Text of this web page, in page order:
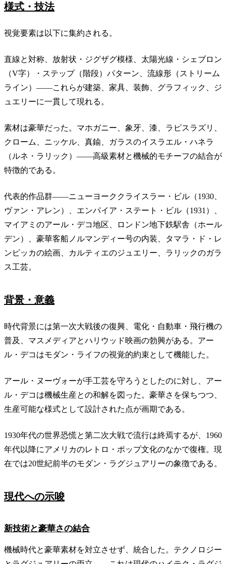
様式・技法
視覚要素は以下に集約される。
直線と対称、放射状・ジグザグ模様、太陽光線・シェブロン
（V字）・ステップ（階段）パターン、流線形（ストリーム
ライン）——これらが建築、家具、装飾、グラフィック、ジ
ュエリーに一貫して現れる。
素材は豪華だった。マホガニー、象牙、漆、ラピスラズリ、
クローム、ニッケル、真鍮、ガラスのイスラエル・ハネラ
（ルネ・ラリック）——高級素材と機械的モチーフの結合が
特徴的である。
代表的作品群——ニューヨーククライスラー・ビル（1930、
ヴァン・アレン）、エンパイア・ステート・ビル（1931）、
マイアミのアール・デコ地区、ロンドン地下鉄駅舎（ホール
デン）、豪華客船ノルマンディー号の内装、タマラ・ド・レ
ンピッカの絵画、カルティエのジュエリー、ラリックのガラ
ス工芸。
背景・意義
時代背景には第一次大戦後の復興、電化・自動車・飛行機の
普及、マスメディアとハリウッド映画の勃興がある。アー
ル・デコはモダン・ライフの視覚的約束として機能した。
アール・ヌーヴォーが手工芸を守ろうとしたのに対し、アー
ル・デコは機械生産との和解を図った。豪華さを保ちつつ、
生産可能な様式として設計された点が画期である。
1930年代の世界恐慌と第二次大戦で流行は終焉するが、1960
年代以降にアメリカのレトロ・ポップ文化のなかで復権。現
在では20世紀前半のモダン・ラグジュアリーの象徴である。
現代への示唆
新技術と豪華さの結合
機械時代と豪華素材を対立させず、統合した。テクノロジー